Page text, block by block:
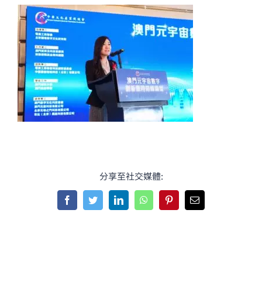
分享至社交媒體:
FacebookTwitterLinkedInWhatsAppPinterestEmail